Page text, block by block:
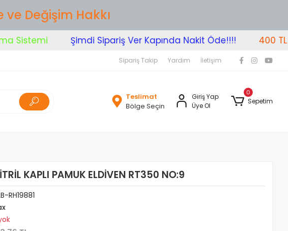
Değişim Hakkı
Şimdi Sipariş Ver Kapında Nakit Öde!!!! 400 TL
Sipariş Takip Yardım İletişim
Teslimat
Bölge Seçin
Giriş Yap
Üye Ol
0
Sepetim
KAPLI PAMUK ELDİVEN RT350 NO:9
RH19881